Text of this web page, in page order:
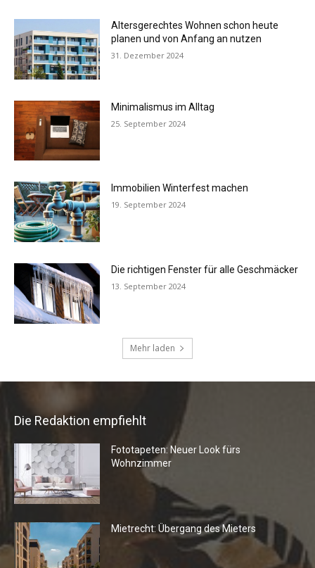
Die Redaktion empfiehlt
Fototapeten: Neuer Look fürs
Wohnzimmer
Mietrecht: Übergang des Mieters